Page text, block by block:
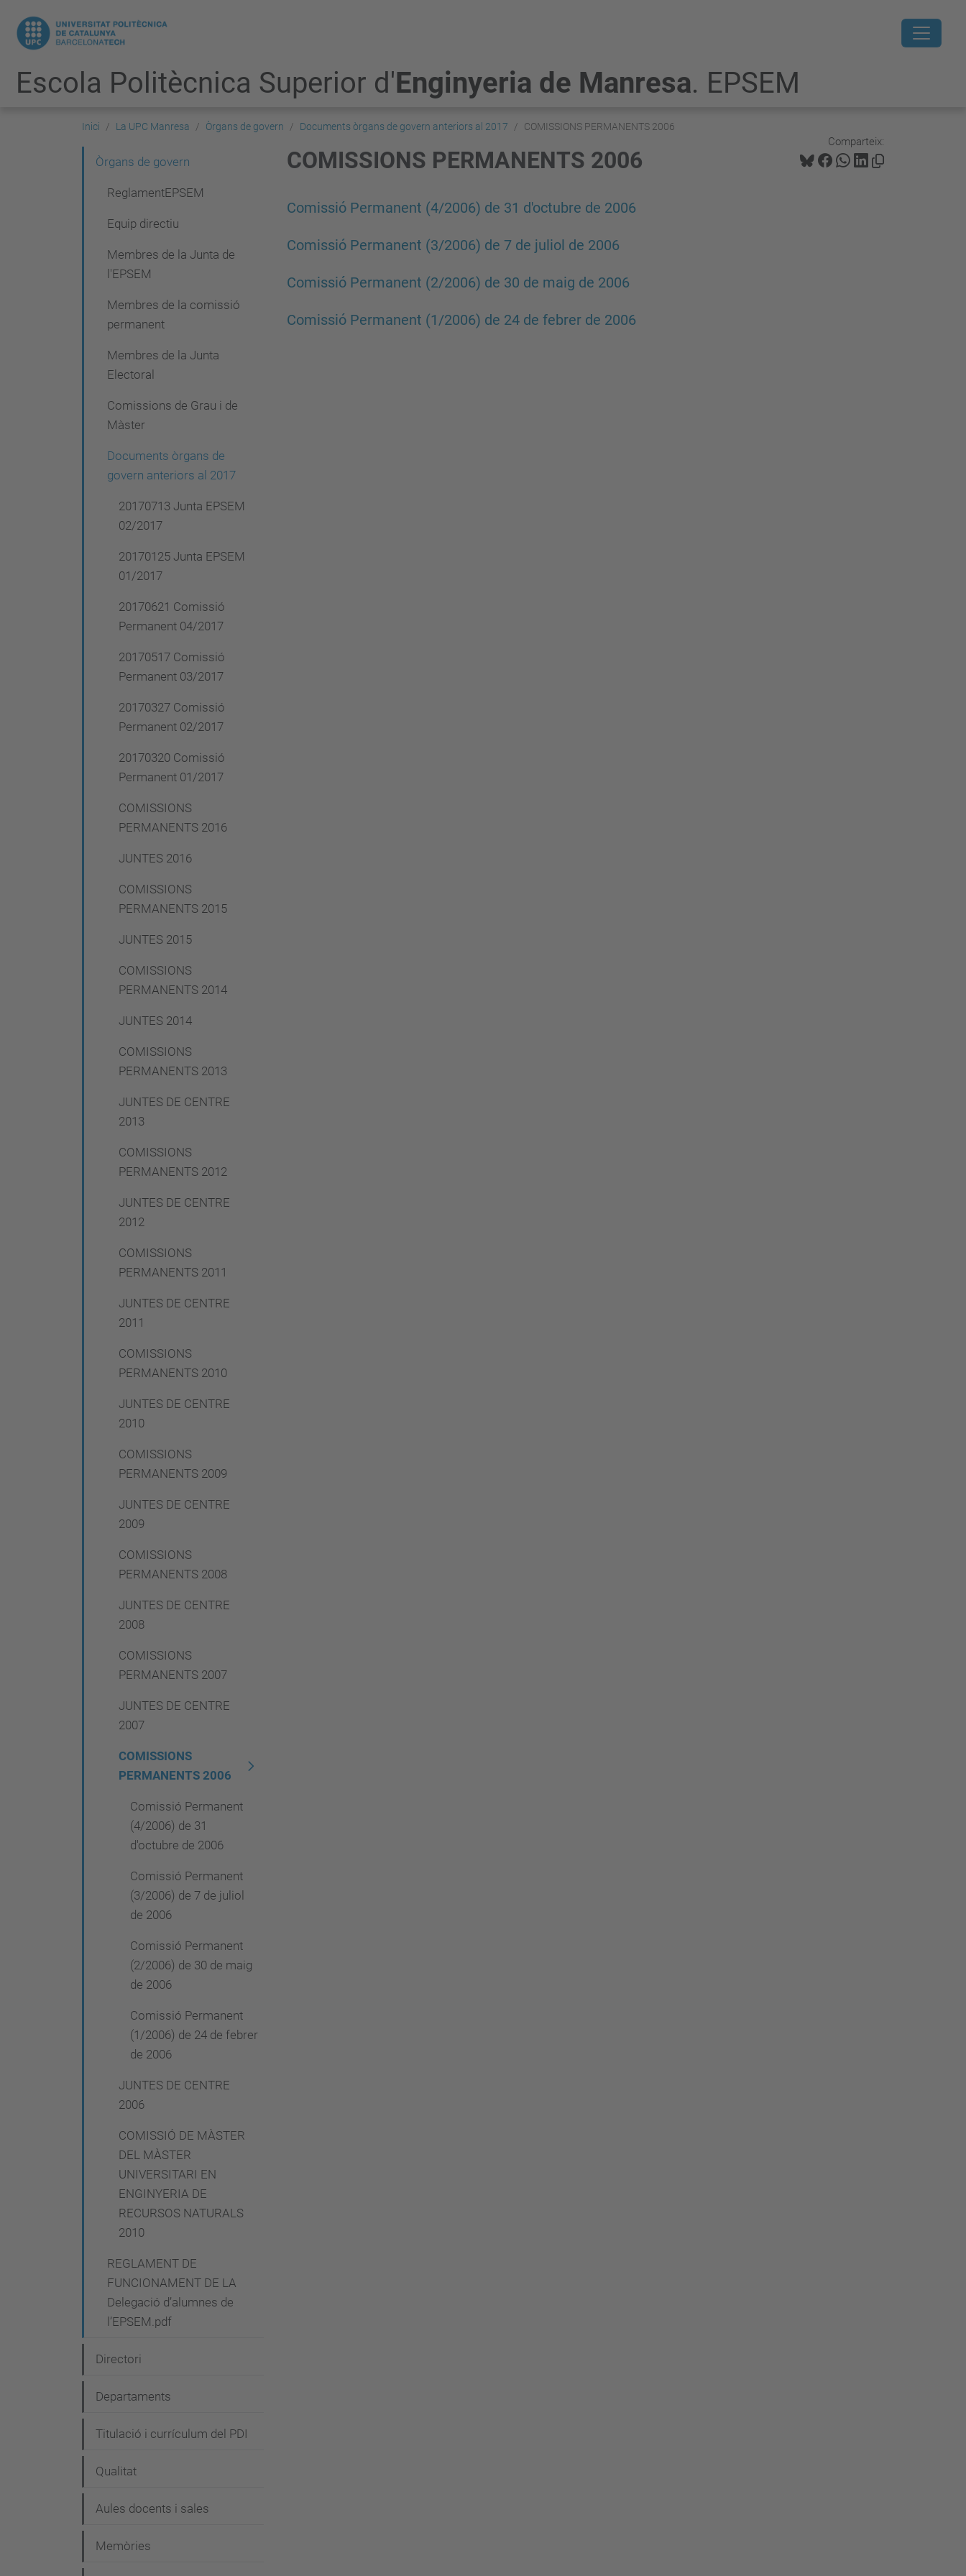
Escola Politècnica Superior d'Enginyeria de Manresa. EPSEM
Inici La UPC Manresa Òrgans de govern Documents òrgans de govern anteriors al 2017 COMISSIONS PERMANENTS 2006
Comparteix:
COMISSIONS PERMANENTS 2006
Comissió Permanent (4/2006) de 31 d'octubre de 2006
Comissió Permanent (3/2006) de 7 de juliol de 2006
Comissió Permanent (2/2006) de 30 de maig de 2006
Comissió Permanent (1/2006) de 24 de febrer de 2006
Òrgans de govern
ReglamentEPSEM
Equip directiu
Membres de la Junta de
l'EPSEM
Membres de la comissió
permanent
Membres de la Junta
Electoral
Comissions de Grau i de
Màster
Documents òrgans de
govern anteriors al 2017
20170713 Junta EPSEM
02/2017
20170125 Junta EPSEM
01/2017
20170621 Comissió
Permanent 04/2017
20170517 Comissió
Permanent 03/2017
20170327 Comissió
Permanent 02/2017
20170320 Comissió
Permanent 01/2017
COMISSIONS
PERMANENTS 2016
JUNTES 2016
COMISSIONS
PERMANENTS 2015
JUNTES 2015
COMISSIONS
PERMANENTS 2014
JUNTES 2014
COMISSIONS
PERMANENTS 2013
JUNTES DE CENTRE
2013
COMISSIONS
PERMANENTS 2012
JUNTES DE CENTRE
2012
COMISSIONS
PERMANENTS 2011
JUNTES DE CENTRE
2011
COMISSIONS
PERMANENTS 2010
JUNTES DE CENTRE
2010
COMISSIONS
PERMANENTS 2009
JUNTES DE CENTRE
2009
COMISSIONS
PERMANENTS 2008
JUNTES DE CENTRE
2008
COMISSIONS
PERMANENTS 2007
JUNTES DE CENTRE
2007
COMISSIONS
PERMANENTS 2006
Comissió Permanent
(4/2006) de 31
d'octubre de 2006
Comissió Permanent
(3/2006) de 7 de juliol
de 2006
Comissió Permanent
(2/2006) de 30 de maig
de 2006
Comissió Permanent
(1/2006) de 24 de febrer
de 2006
JUNTES DE CENTRE
2006
COMISSIÓ DE MÀSTER
DEL MÀSTER
UNIVERSITARI EN
ENGINYERIA DE
RECURSOS NATURALS
2010
REGLAMENT DE
FUNCIONAMENT DE LA
Delegació d’alumnes de
l’EPSEM.pdf
Directori
Departaments
Titulació i currículum del PDI
Qualitat
Aules docents i sales
Memòries